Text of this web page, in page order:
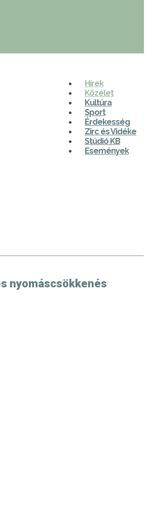
Hírek
Közélet
Kultúra
Sport
Érdekesség
Zirc és Vidéke
Stúdió KB
Események
nyomáscsökkenés